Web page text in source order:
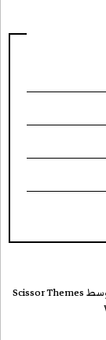
Scissor Themes